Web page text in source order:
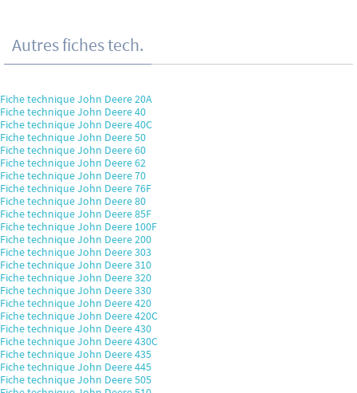
Autres fiches tech.
Fiche technique John Deere 20A
Fiche technique John Deere 40
Fiche technique John Deere 40C
Fiche technique John Deere 50
Fiche technique John Deere 60
Fiche technique John Deere 62
Fiche technique John Deere 70
Fiche technique John Deere 76F
Fiche technique John Deere 80
Fiche technique John Deere 85F
Fiche technique John Deere 100F
Fiche technique John Deere 200
Fiche technique John Deere 303
Fiche technique John Deere 310
Fiche technique John Deere 320
Fiche technique John Deere 330
Fiche technique John Deere 420
Fiche technique John Deere 420C
Fiche technique John Deere 430
Fiche technique John Deere 430C
Fiche technique John Deere 435
Fiche technique John Deere 445
Fiche technique John Deere 505